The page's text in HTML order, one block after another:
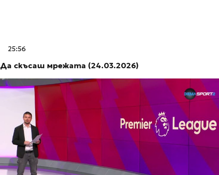
25:56
Да скъсаш мрежата (24.03.2026)